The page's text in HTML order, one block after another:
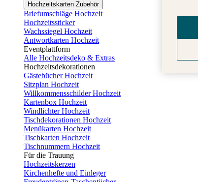
Hochzeitskarten Zubehör
Briefumschläge Hochzeit
Hochzeitssticker
Wachssiegel Hochzeit
Antwortkarten Hochzeit
Eventplattform
Alle Hochzeitsdeko & Extras
Hochzeitsdekorationen
Gästebücher Hochzeit
Sitzplan Hochzeit
Willkommensschilder Hochzeit
Kartenbox Hochzeit
Windlichter Hochzeit
Tischdekorationen Hochzeit
Menükarten Hochzeit
Tischkarten Hochzeit
Tischnummern Hochzeit
Für die Trauung
Hochzeitskerzen
Kirchenhefte und Einleger